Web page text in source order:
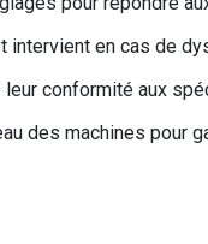
intervient en cas de
conformité aux
des machines pour